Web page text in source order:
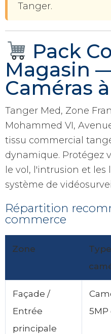
Tanger.
Pack
Magasin
Caméras
Tanger Med, Zone
Mohammed VI,
tissu commercial
dynamique. Protégez
le vol, l'intrusion et
système de
Répartition
commerce
Zone
Façade /
Entrée
principale